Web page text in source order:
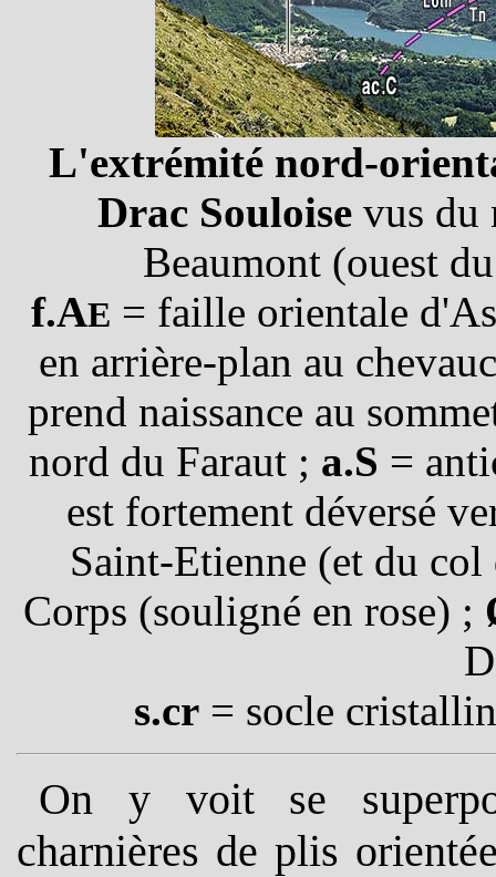
L'extrémité nord-
Drac Souloisevus du
Beaumont (ouest
f.AE = faille orientale
en arrière-plan au
prend naissance au
nord du Faraut ; a.S =
est fortement déversé
Saint-Etienne (et du
Corps (souligné en rose) ;
s.cr= socle
On y voit se
charnières de plis